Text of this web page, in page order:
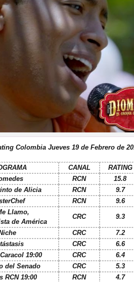
Colombia Jueves 19 de Febrero de
CANAL
RATING
RCN
15.8
de Alicia RCN
9.7
RCN 9.6
Llamo,
de América
CRC 9.3
CRC
7.2
CRC
6.6
19:00 CRC
6.4
del Senado CRC
5.3
RCN 19:00 RCN
4.7